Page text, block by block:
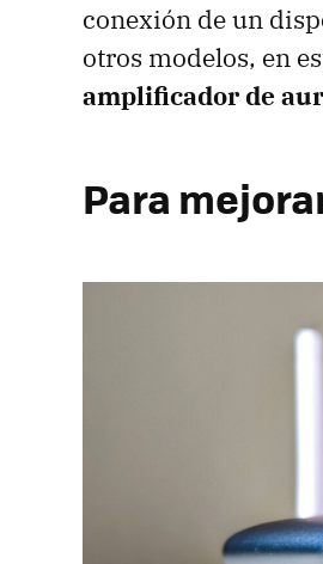
conexión de un
otros modelos, en
amplificador de
Para